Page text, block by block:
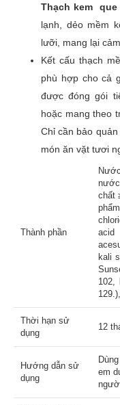
Thạch kem que
lạnh, dẻo mềm
lưỡi, mang lại
Kết cấu thạch
phù hợp cho cả
được đóng gói
hoặc mang theo
Chỉ cần bảo
món ăn vặt tươi
Thành phần
chất
acid
kali
102,
Thời hạn sử
dụng
12
Hướng dẫn sử
dụng
em